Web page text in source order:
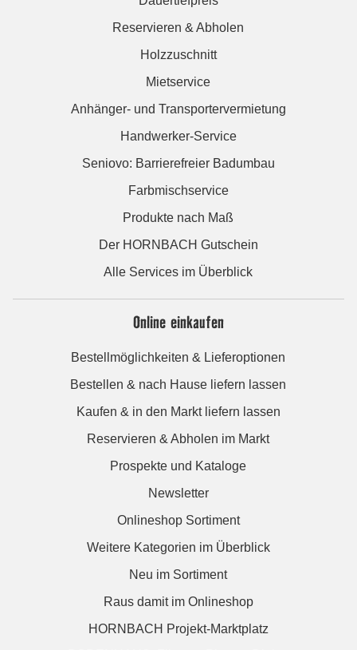
Reservieren & Abholen
Holzzuschnitt
Mietservice
Anhänger- und Transportervermietung
Handwerker-Service
Seniovo: Barrierefreier Badumbau
Farbmischservice
Produkte nach Maß
Der HORNBACH Gutschein
Alle Services im Überblick
Online einkaufen
Bestellmöglichkeiten & Lieferoptionen
Bestellen & nach Hause liefern lassen
Kaufen & in den Markt liefern lassen
Reservieren & Abholen im Markt
Prospekte und Kataloge
Newsletter
Onlineshop Sortiment
Weitere Kategorien im Überblick
Neu im Sortiment
Raus damit im Onlineshop
HORNBACH Projekt-Marktplatz